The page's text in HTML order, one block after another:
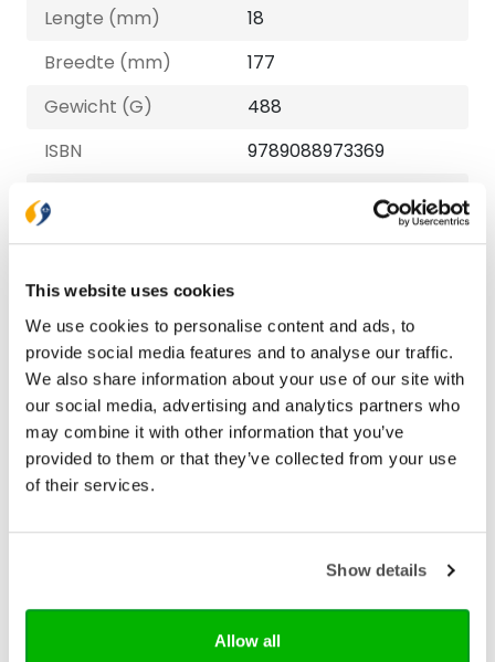
This website uses cookies
We use cookies to personalise content and ads, to
provide social media features and to analyse our traffic.
We also share information about your use of our site with
our social media, advertising and analytics partners who
may combine it with other information that you’ve
provided to them or that they’ve collected from your use
of their services.
Show details
Allow all
Lengte (mm)
18
Breedte (mm)
177
Gewicht (G)
488
ISBN
9789088973369
Verschijningsdatum
2024-12-05
NUR-code
Auteur
Willemijn de Weerd
Illustrator
Lieneke Post-de Vree
Taal
Nederlands
Aantal pagina's
128
Bezorging binnen 1–2 werkdagen